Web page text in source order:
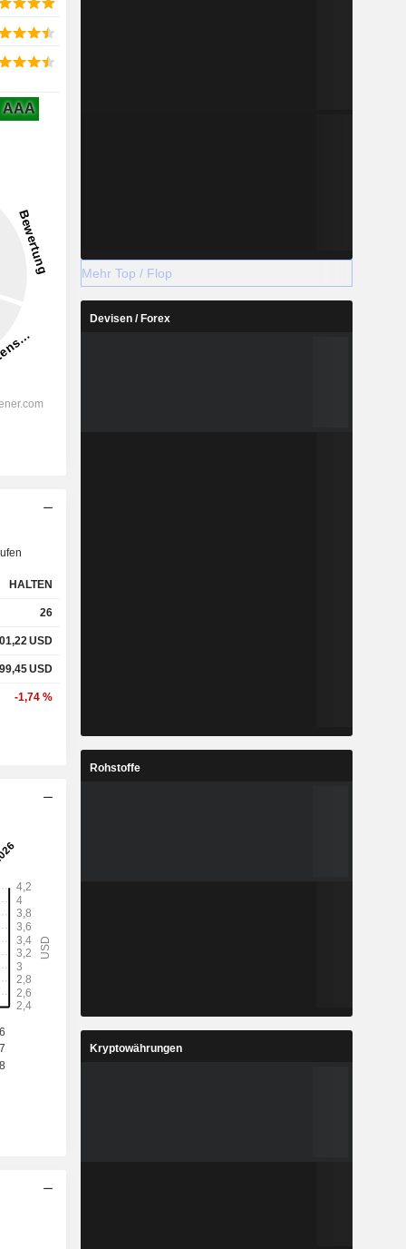
AAA
HALTEN
26
USD
99,45USD
-1,74 %
Mehr Top / Flop
Devisen / Forex
Rohstoffe
Kryptowährungen